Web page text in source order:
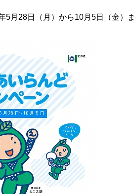
月28日（月）から10月5日（金）